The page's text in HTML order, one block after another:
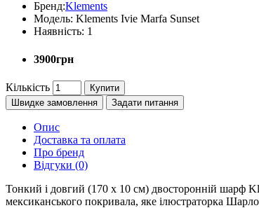
Бренд:Klements
Модель: Klements Ivie Marfa Sunset
Наявність: 1
3900грн
Кількість
Купити
Швидке замовлення
Задати питання
Опис
Доставка та оплата
Про бренд
Відгуки (0)
Тонкий і довгий (170 x 10 см) двосторонній шарф
мексиканського покривала, яке ілюстраторка